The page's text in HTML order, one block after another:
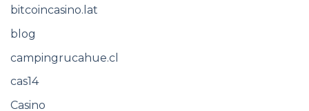
bitcoincasino.lat
blog
campingrucahue.cl
cas14
Casino